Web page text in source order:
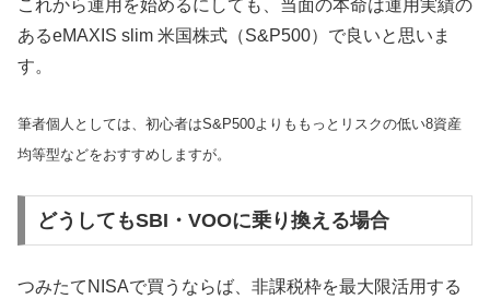
これから運用を始めるにしても、当面の本命は運用実績の
あるeMAXIS slim 米国株式（S&P500）で良いと思いま
す。
筆者個人としては、初心者はS&P500よりももっとリスクの低い8資産
均等型などをおすすめしますが。
どうしてもSBI・VOOに乗り換える場合
つみたてNISAで買うならば、非課税枠を最大限活用する